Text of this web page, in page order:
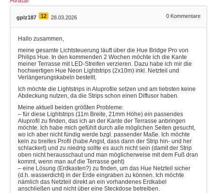
gplz187 12 28.03.2026 0 Kommentare
Hallo zusammen,
meine gesamte Lichtsteuerung läuft über die Hue Bridge Pro von
Philips Hue. In den kommenden 2 Wochen möchte ich die Kante
meiner Terrasse mit LED-Streifen verzieren. Dazu habe ich mir die
hochwertigen Hue Neon Lightstrips (2x10m) inkl. Netzteil und
Verlängerungskabeln bestellt.
Ich möchte die Lightstrips in Aluprofile setzen und am liebsten keine
Abdeckung nutzen, da die Strips schon einen Diffusor haben.
Meine aktuell beiden größten Probleme:
– für diese Lightstrips (11m Breite, 21mm Höhe) ein passendes
Aluprofil zu finden, das ich an der Kante der Terrasse anbringen
möchte. Ich habe mich gefühlt durch alle möglichen Seiten gesucht,
wo ich aber nicht fündig werde bzgl. passender Maße. Ich möchte
kein zu breites Profil (habe Angst, dass dann der Strip hin- und her
schlackert) und zu niedrig sollte es auch nicht sein (damit der Strip
oben nicht herausschaut und man möglicherweise mit dem Fuß dran
kommt, wenn man auf die Terrasse geht)
– eine Lösung (Erdkasten?) zu finden, um das Hue Netzteil sicher
(d.h. wasserdicht) in der Erde eingraben zu können. Ich möchte
nämlich das Netzteil direkt an ein vorhandenes Erdkabel
anschließen und nicht über eine Steckdose betreiben.